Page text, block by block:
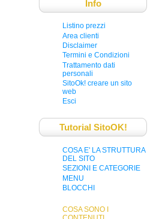
Info
Listino prezzi
Area clienti
Disclaimer
Termini e Condizioni
Trattamento dati
personali
SitoOk! creare un sito
web
Esci
Tutorial SitoOK!
COSA E' LA STRUTTURA
DEL SITO
SEZIONI E CATEGORIE
MENU
BLOCCHI
COSA SONO I